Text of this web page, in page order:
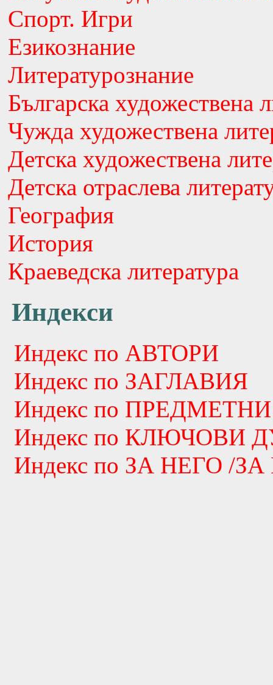
Спорт. Игри
Езикознание
Литературознание
Българска художествена
Чужда художествена
Детска художествена
Детска отраслева
География
История
Краеведска литература
Индекси
Индекс по АВТОРИ
Индекс по ЗАГЛАВИЯ
Индекс по
Индекс по КЛЮЧОВИ
Индекс по ЗА НЕГО /